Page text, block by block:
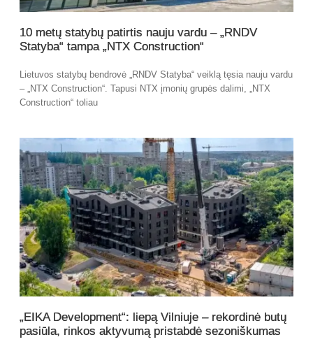
10 metų statybų patirtis nauju vardu – „RNDV
Statyba“ tampa „NTX Construction“
Lietuvos statybų bendrovė „RNDV Statyba“ veiklą tęsia nauju vardu
– „NTX Construction“. Tapusi NTX įmonių grupės dalimi, „NTX
Construction“ toliau
„EIKA Development“: liepą Vilniuje – rekordinė butų
pasiūla, rinkos aktyvumą pristabdė sezoniškumas